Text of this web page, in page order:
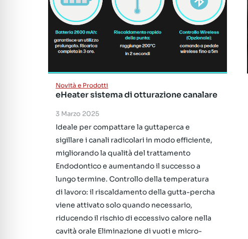
Novità e Prodotti
eHeater sistema di otturazione canalare
3 Marzo 2025
Ideale per compattare la guttaperca e
sigillare i canali radicolari in modo efficiente,
migliorando la qualità del trattamento
Endodontico e aumentando il successo a
lungo termine. Controllo della temperatura
di lavoro: il riscaldamento della gutta-percha
viene attivato solo quando necessario,
riducendo il rischio di eccessivo calore nella
cavità orale Eliminazione di vuoti e micro-